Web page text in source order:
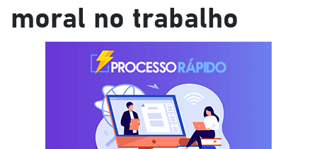
moral no trabalho